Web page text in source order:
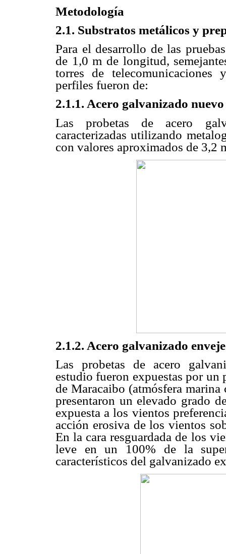
Metodología
2.1. Substratos metálicos y
Para el desarrollo de las
de 1,0 m de longitud,
torres de
perfiles fueron de:
2.1.1. Acero galvanizado
Las probetas de acero
caracterizadas utilizando
con valores aproximados de 3,2
2.1.2. Acero galvanizado
Las probetas de acero
estudio fueron expuestas por un
de Maracaibo (atmósfera
presentaron un elevado grado
expuesta a los vientos
acción erosiva de los vientos
En la cara resguardada de los
leve en un 100% de la
característicos del galvanizado